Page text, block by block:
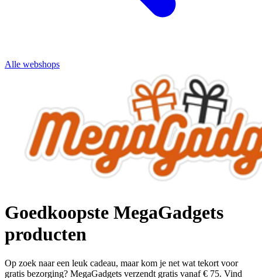
Alle webshops
Goedkoopste MegaGadgets
producten
Op zoek naar een leuk cadeau, maar kom je net wat tekort voor
gratis bezorging? MegaGadgets verzendt gratis vanaf € 75. Vind